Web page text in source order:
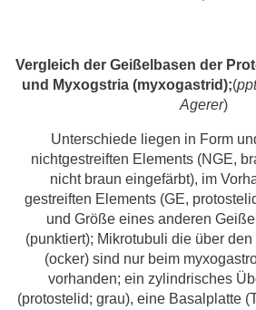
Vergleich der Geißelbasen der
und Myxogstria (myxogastrid);(
Agerer)
Unterschiede liegen in Form
nichtgestreiften Elements (NGE,
nicht braun eingefärbt), im
gestreiften Elements (GE,
und Größe eines anderen
(punktiert); Mikrotubuli die über
(ocker) sind nur beim
vorhanden; ein zylindrisches
(protostelid; grau), eine Basalplatte